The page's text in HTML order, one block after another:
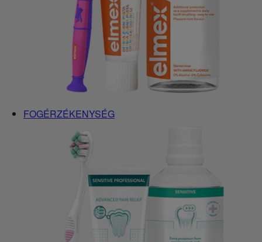
FOGÉRZÉKENYSÉG